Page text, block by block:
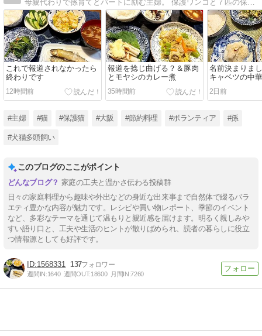
これで報道されなかったら
終わりです
12時間前
報道を捻じ曲げる？＆豚肉
とモヤシのカレー煮
35時間前
名前決まりま
キャベツの中
2日前
#主婦 #猫 #保護猫 #大阪 #節約料理 #ボランティア #孫
#犬猫多頭飼い
このブログのここがポイント
家庭の工夫と温かさ伝わる投稿群
日々の家庭料理から趣味や外出などの身近な出来事まで自然体で綴るバラ
エティ豊かな内容が魅力です。レシピや買い物レポート、季節のイベント
など、多彩なテーマを通じて温もりと親近感を届けます。明るく親しみや
すい語り口と、工夫や生活のヒントが散りばめられ、読者の暮らしに役立
つ情報源としても好評です。
1568331 137
週間IN:1640 週間OUT:18600 月間IN:7260